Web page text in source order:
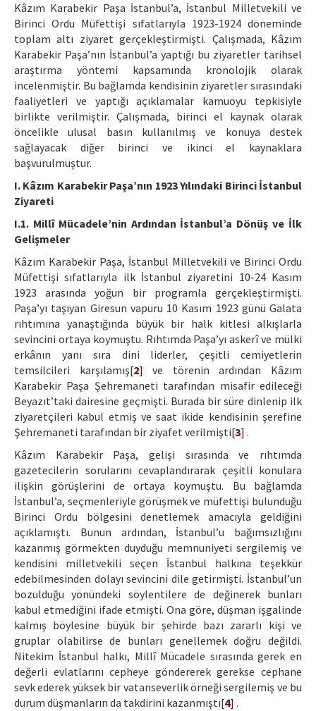
Kâzım Karabekir Paşa İstanbul’a, İstanbul Milletvekili ve
Birinci Ordu Müfettişi sıfatlarıyla 1923-1924 döneminde
toplam altı ziyaret gerçekleştirmişti. Çalışmada, Kâzım
Karabekir Paşa’nın İstanbul’a yaptığı bu ziyaretler tarihsel
araştırma yöntemi kapsamında kronolojik olarak
incelenmiştir. Bu bağlamda kendisinin ziyaretler sırasındaki
faaliyetleri ve yaptığı açıklamalar kamuoyu tepkisiyle
birlikte verilmiştir. Çalışmada, birinci el kaynak olarak
öncelikle ulusal basın kullanılmış ve konuya destek
sağlayacak diğer birinci ve ikinci el kaynaklara
başvurulmuştur.
I. Kâzım Karabekir Paşa’nın 1923 Yılındaki Birinci İstanbul
Ziyareti
I.1. Millî Mücadele’nin Ardından İstanbul’a Dönüş ve İlk
Gelişmeler
Kâzım Karabekir Paşa, İstanbul Milletvekili ve Birinci Ordu
Müfettişi sıfatlarıyla ilk İstanbul ziyaretini 10-24 Kasım
1923 arasında yoğun bir programla gerçekleştirmişti.
Paşa’yı taşıyan Giresun vapuru 10 Kasım 1923 günü Galata
rıhtımına yanaştığında büyük bir halk kitlesi alkışlarla
sevincini ortaya koymuştu. Rıhtımda Paşa’yı askerî ve mülki
erkânın yanı sıra dini liderler, çeşitli cemiyetlerin
temsilcileri karşılamış[2] ve törenin ardından Kâzım
Karabekir Paşa Şehremaneti tarafından misafir edileceği
Beyazıt’taki dairesine geçmişti. Burada bir süre dinlenip ilk
ziyaretçileri kabul etmiş ve saat ikide kendisinin şerefine
Şehremaneti tarafından bir ziyafet verilmişti[3] .
Kâzım Karabekir Paşa, gelişi sırasında ve rıhtımda
gazetecilerin sorularını cevaplandırarak çeşitli konulara
ilişkin görüşlerini de ortaya koymuştu. Bu bağlamda
İstanbul’a, seçmenleriyle görüşmek ve müfettişi bulunduğu
Birinci Ordu bölgesini denetlemek amacıyla geldiğini
açıklamıştı. Bunun ardından, İstanbul’u bağımsızlığını
kazanmış görmekten duyduğu memnuniyeti sergilemiş ve
kendisini milletvekili seçen İstanbul halkına teşekkür
edebilmesinden dolayı sevincini dile getirmişti. İstanbul’un
bozulduğu yönündeki söylentilere de değinerek bunları
kabul etmediğini ifade etmişti. Ona göre, düşman işgalinde
kalmış böylesine büyük bir şehirde bazı zararlı kişi ve
gruplar olabilirse de bunları genellemek doğru değildi.
Nitekim İstanbul halkı, Millî Mücadele sırasında gerek en
değerli evlatlarını cepheye göndererek gerekse cephane
sevk ederek yüksek bir vatanseverlik örneği sergilemiş ve bu
durum düşmanların da takdirini kazanmıştı[4] .